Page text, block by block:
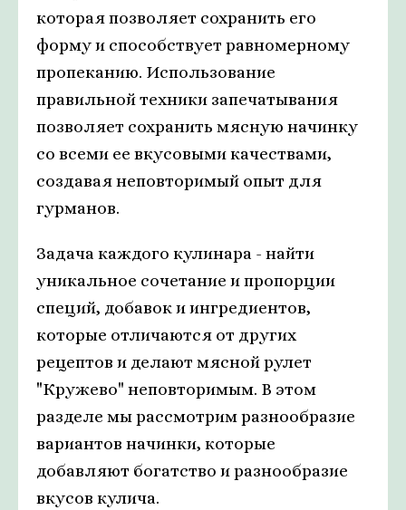
которая позволяет сохранить его
форму и способствует равномерному
пропеканию. Использование
правильной техники запечатывания
позволяет сохранить мясную начинку
со всеми ее вкусовыми качествами,
создавая неповторимый опыт для
гурманов.
Задача каждого кулинара - найти
уникальное сочетание и пропорции
специй, добавок и ингредиентов,
которые отличаются от других
рецептов и делают мясной рулет
"Кружево" неповторимым. В этом
разделе мы рассмотрим разнообразие
вариантов начинки, которые
добавляют богатство и разнообразие
вкусов кулича.